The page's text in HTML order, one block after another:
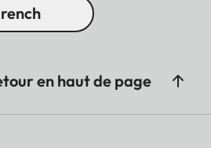
en haut de page